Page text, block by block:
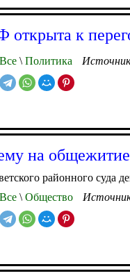
к
Все \ Политика
на
районного суда
Все \ Общество